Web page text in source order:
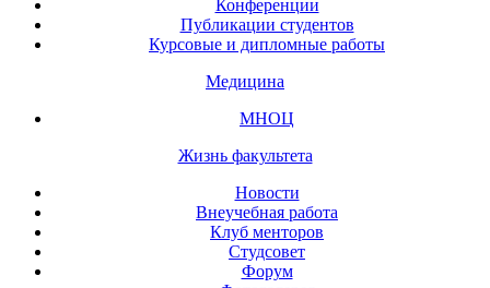
Конференции
Публикации студентов
Курсовые и дипломные работы
Медицина
МНОЦ
Жизнь факультета
Новости
Внеучебная работа
Клуб менторов
Студсовет
Форум